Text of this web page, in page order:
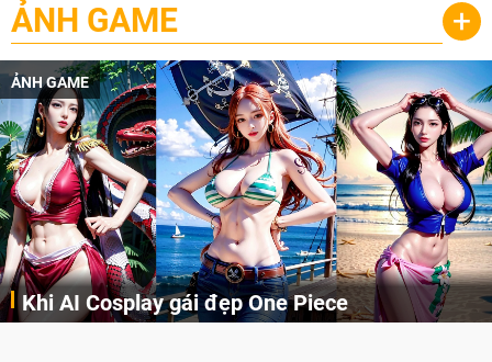
ẢNH GAME +
ẢNH GAME
Khi AI Cosplay gái đẹp One Piece